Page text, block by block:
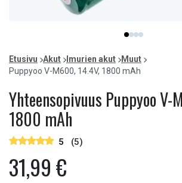
item
0
item
1
item
2
item
3
of
4
Etusivu Akut Imurien akut
Muut
Puppyoo V-M600, 14.4V, 1800 mAh
Yhteensopivuus Puppyoo V-
1800 mAh
5 (5)
31,99 €